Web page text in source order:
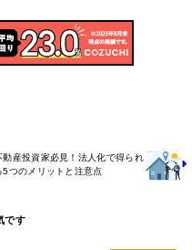
動産投資家必見！法人化で得られ
5つのメリットと注意点